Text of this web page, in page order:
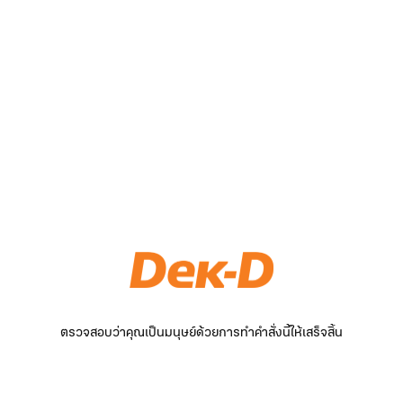
ตรวจสอบว่าคุณเป็นมนุษย์ด้วยการทำคำสั่งนี้ให้เสร็จสิ้น